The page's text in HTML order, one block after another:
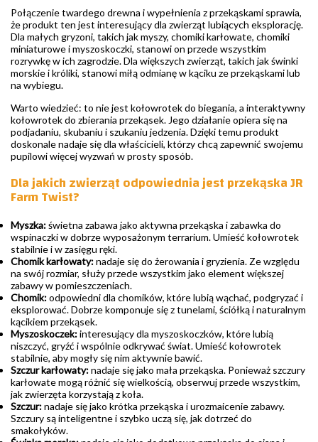
Połączenie twardego drewna i wypełnienia z przekąskami sprawia,
że produkt ten jest interesujący dla zwierząt lubiących eksplorację.
Dla małych gryzoni, takich jak myszy, chomiki karłowate, chomiki
miniaturowe i myszoskoczki, stanowi on przede wszystkim
rozrywkę w ich zagrodzie. Dla większych zwierząt, takich jak świnki
morskie i króliki, stanowi miłą odmianę w kąciku ze przekąskami lub
na wybiegu.
Warto wiedzieć: to nie jest kołowrotek do biegania, a interaktywny
kołowrotek do zbierania przekąsek. Jego działanie opiera się na
podjadaniu, skubaniu i szukaniu jedzenia. Dzięki temu produkt
doskonale nadaje się dla właścicieli, którzy chcą zapewnić swojemu
pupilowi więcej wyzwań w prosty sposób.
Dla jakich zwierząt odpowiednia jest przekąska JR
Farm Twist?
Myszka:świetna zabawa jako aktywna przekąska i zabawka do
wspinaczki w dobrze wyposażonym terrarium. Umieść kołowrotek
stabilnie i w zasięgu ręki.
Chomik karłowaty:nadaje się do żerowania i gryzienia. Ze względu
na swój rozmiar, służy przede wszystkim jako element większej
zabawy w pomieszczeniach.
Chomik:odpowiedni dla chomików, które lubią wąchać, podgryzać i
eksplorować. Dobrze komponuje się z tunelami, ściółką i naturalnym
kącikiem przekąsek.
Myszoskoczek:interesujący dla myszoskoczków, które lubią
niszczyć, gryźć i wspólnie odkrywać świat. Umieść kołowrotek
stabilnie, aby mogły się nim aktywnie bawić.
Szczur karłowaty:nadaje się jako mała przekąska. Ponieważ szczury
karłowate mogą różnić się wielkością, obserwuj przede wszystkim,
jak zwierzęta korzystają z koła.
Szczur:nadaje się jako krótka przekąska i urozmaicenie zabawy.
Szczury są inteligentne i szybko uczą się, jak dotrzeć do
smakołyków.